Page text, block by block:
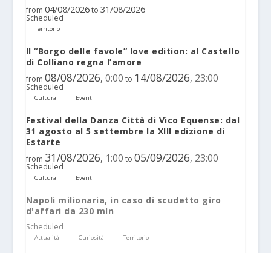
from 04/08/2026 to 31/08/2026
Scheduled
Territorio
Il “Borgo delle favole” love edition: al Castello
di Colliano regna l’amore
from 08/08/2026, 0:00 to 14/08/2026, 23:00
Scheduled
Cultura Eventi
Festival della Danza Città di Vico Equense: dal
31 agosto al 5 settembre la XIII edizione di
Estarte
from 31/08/2026, 1:00 to 05/09/2026, 23:00
Scheduled
Cultura Eventi
Napoli milionaria, in caso di scudetto giro
d'affari da 230 mln
Scheduled
Attualità Curiosità Territorio